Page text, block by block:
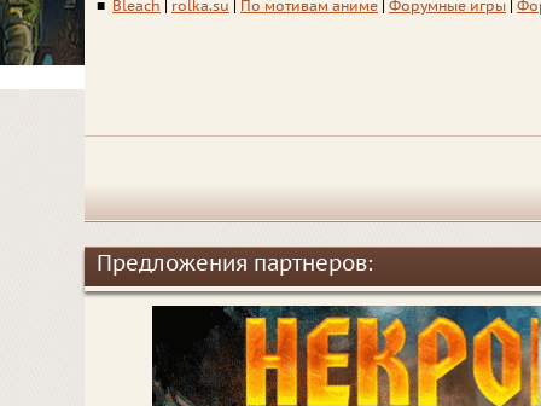
■ Bleach rolka.su По мотивам аниме Форумные игры
Предложения партнеров: